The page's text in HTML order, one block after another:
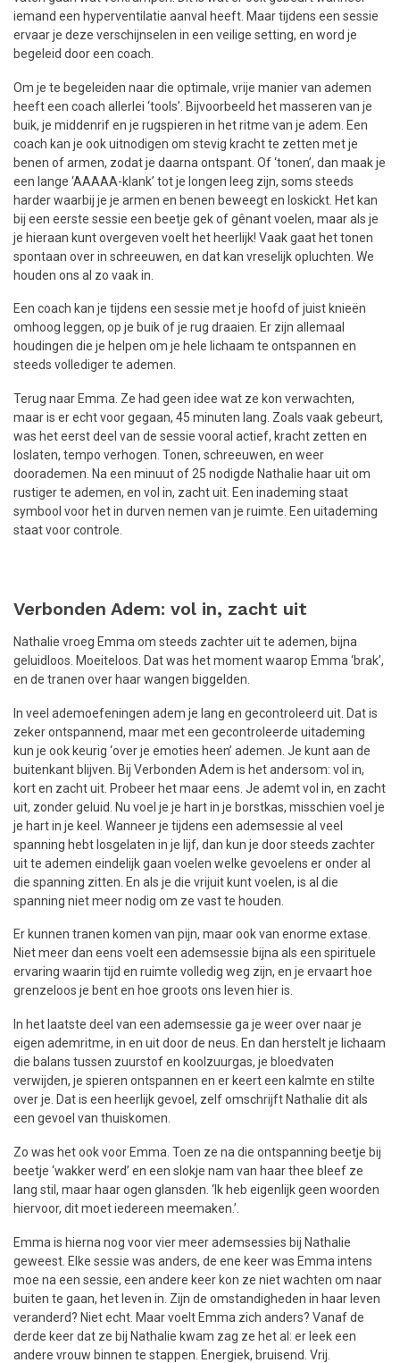
iemand een hyperventilatie aanval heeft. Maar tijdens een sessie
ervaar je deze verschijnselen in een veilige setting, en word je
begeleid door een coach.
Om je te begeleiden naar die optimale, vrije manier van ademen
heeft een coach allerlei ‘tools’. Bijvoorbeeld het masseren van je
buik, je middenrif en je rugspieren in het ritme van je adem. Een
coach kan je ook uitnodigen om stevig kracht te zetten met je
benen of armen, zodat je daarna ontspant. Of ‘tonen’, dan maak je
een lange ‘AAAAA-klank’ tot je longen leeg zijn, soms steeds
harder waarbij je je armen en benen beweegt en loskickt. Het kan
bij een eerste sessie een beetje gek of gênant voelen, maar als je
je hieraan kunt overgeven voelt het heerlijk! Vaak gaat het tonen
spontaan over in schreeuwen, en dat kan vreselijk opluchten. We
houden ons al zo vaak in.
Een coach kan je tijdens een sessie met je hoofd of juist knieën
omhoog leggen, op je buik of je rug draaien. Er zijn allemaal
houdingen die je helpen om je hele lichaam te ontspannen en
steeds vollediger te ademen.
Terug naar Emma. Ze had geen idee wat ze kon verwachten,
maar is er echt voor gegaan, 45 minuten lang. Zoals vaak gebeurt,
was het eerst deel van de sessie vooral actief, kracht zetten en
loslaten, tempo verhogen. Tonen, schreeuwen, en weer
doorademen. Na een minuut of 25 nodigde Nathalie haar uit om
rustiger te ademen, en vol in, zacht uit. Een inademing staat
symbool voor het in durven nemen van je ruimte. Een uitademing
staat voor controle.
Verbonden Adem: vol in, zacht uit
Nathalie vroeg Emma om steeds zachter uit te ademen, bijna
geluidloos. Moeiteloos. Dat was het moment waarop Emma ‘brak’,
en de tranen over haar wangen biggelden.
In veel ademoefeningen adem je lang en gecontroleerd uit. Dat is
zeker ontspannend, maar met een gecontroleerde uitademing
kun je ook keurig ‘over je emoties heen’ ademen. Je kunt aan de
buitenkant blijven. Bij Verbonden Adem is het andersom: vol in,
kort en zacht uit. Probeer het maar eens. Je ademt vol in, en zacht
uit, zonder geluid. Nu voel je je hart in je borstkas, misschien voel je
je hart in je keel. Wanneer je tijdens een ademsessie al veel
spanning hebt losgelaten in je lijf, dan kun je door steeds zachter
uit te ademen eindelijk gaan voelen welke gevoelens er onder al
die spanning zitten. En als je die vrijuit kunt voelen, is al die
spanning niet meer nodig om ze vast te houden.
Er kunnen tranen komen van pijn, maar ook van enorme extase.
Niet meer dan eens voelt een ademsessie bijna als een spirituele
ervaring waarin tijd en ruimte volledig weg zijn, en je ervaart hoe
grenzeloos je bent en hoe groots ons leven hier is.
In het laatste deel van een ademsessie ga je weer over naar je
eigen ademritme, in en uit door de neus. En dan herstelt je lichaam
die balans tussen zuurstof en koolzuurgas, je bloedvaten
verwijden, je spieren ontspannen en er keert een kalmte en stilte
over je. Dat is een heerlijk gevoel, zelf omschrijft Nathalie dit als
een gevoel van thuiskomen.
Zo was het ook voor Emma. Toen ze na die ontspanning beetje bij
beetje ‘wakker werd’ en een slokje nam van haar thee bleef ze
lang stil, maar haar ogen glansden. ‘Ik heb eigenlijk geen woorden
hiervoor, dit moet iedereen meemaken.’.
Emma is hierna nog voor vier meer ademsessies bij Nathalie
geweest. Elke sessie was anders, de ene keer was Emma intens
moe na een sessie, een andere keer kon ze niet wachten om naar
buiten te gaan, het leven in. Zijn de omstandigheden in haar leven
veranderd? Niet echt. Maar voelt Emma zich anders? Vanaf de
derde keer dat ze bij Nathalie kwam zag ze het al: er leek een
andere vrouw binnen te stappen. Energiek, bruisend. Vrij.